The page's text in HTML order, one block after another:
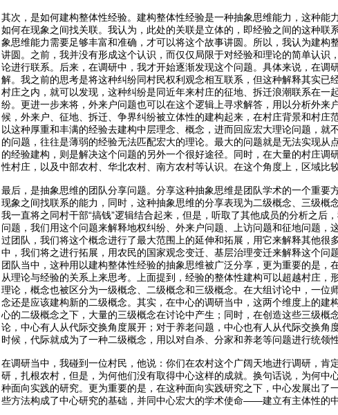
其次，是如何建构整体性经验。建构整体性经验是一种抽象思维能力，这种
如何在现象之间找关联。我认为，此处的关联是立体的，即经验之间的这种
象思维能力需要足够丰富和准确，才可以将这个故事讲圆。所以，我认为建
讲圆。之前，我并没有形成这个认识，而仅仅局限于对经验和理论的简单认
论进行联系。后来，在调研中，我才开始逐渐发现这个问题。具体来说，在调
解。我之前的思考是将这种纠纷同村民权利观念相互联系，但这种解释其实
村庄之内，就可以发现，这种纠纷是同近年来村庄的征地、拆迁浪潮联系在一
纷。更进一步来将，外来户问题也可以在这个逻辑上寻求解答，用以分析外
候，外来户、征地、拆迁、争界纠纷被立体性的建构起来，在村庄背景和村
以这种厚重和丰满的经验去建构中层理念、概念，进而回应宏大理论问题，
的问题，往往是薄弱的经验无法匹配宏大的理论。最大的问题就是无法实现
的经验建构，则是解决这个问题的另外一个很好途径。同时，在大量的村庄
性村庄，以及中部农村、华北农村、南方农村等认识。在这个角度上，区域比
最后，是抽象思维的团队分享问题。分享这种抽象思维是团队学术的一个重
现象之间找联系的能力，同时，这种抽象思维的分享表现为二级概念、三级
我一直将之同村干部“搞钱”逻辑结合起来，但是，听取了其他成员的分析之
问题，我们用这个问题来解释地权纠纷、外来户问题、上访问题和征地问题
过团队，我们将这个概念进行了最大范围上的延伸和拓展，用它来解释其他
中，我们将之进行拓展，用农民的国家观念变迁、基层治理变迁来解释这个
团队当中，这种用以建构整体性经验的抽象思维被广泛分享，更为重要的是
从理论与经验的关系上来思考。上面提到，经验的整体性建构可以超越村庄
理论，概念也被区分为一级概念、二级概念和三级概念。在大组讨论中，一
念还是应该建构新的二级概念。其实，在中心的调研当中，这两个维度上的
心的二级概念之下，大量的三级概念在讨论中产生；同时，在创造这些三级
论，中心有人从代际交换角度展开；对于养老问题，中心也有人从代际交换
时候，代际就成为了一种二级概念，用以对自杀、分家和养老等问题进行统领
在调研当中，我碰到一位村民，他说：你们在农村这个广阔天地进行调研，
研，扎根农村，但是，为何他们没有取得中心这样的成就。换句话说，为何
种面向实践的研究。更为重要的是，在这种面向实践研究之下，中心发展出
些方法构成了中心研究的基础，并同中心宏大的学术使命——建立有主体性的